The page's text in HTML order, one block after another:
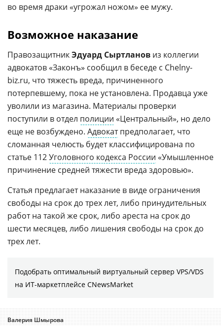
во время драки «угрожал ножом» ее мужу.
Возможное наказание
ПравозащитникЭдуард Сыртланов из коллегии
адвокатов «Законъ» сообщил в беседе с Chelny-
biz.ru, что тяжесть вреда, причиненного
потерпевшему, пока не установлена. Продавца уже
уволили из магазина. Материалы проверки
поступили в отдел полиции «Центральный», но дело
еще не возбуждено. Адвокатпредполагает, что
сломанная челюсть будет классифицирована по
статье 112Уголовного кодекса России «Умышленное
причинение средней тяжести вреда здоровью».
Статья предлагает наказание в виде ограничения
свободы на срок до трех лет, либо принудительных
работ на такой же срок, либо ареста на срок до
шести месяцев, либо лишения свободы на срок до
трех лет.
Подобрать оптимальный виртуальный сервер VPS/VDS
на ИТ-маркетплейсе CNewsMarket
Валерия Шмырова